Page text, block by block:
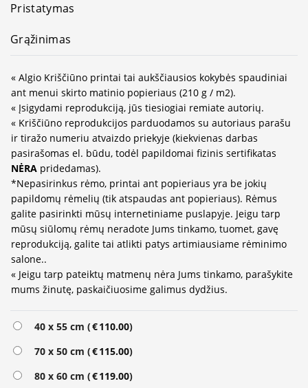
Pristatymas
Grąžinimas
« Algio Kriščiūno printai tai aukščiausios kokybės spaudiniai
ant menui skirto matinio popieriaus (210 g / m2).
« Įsigydami reprodukciją, jūs tiesiogiai remiate autorių.
« Kriščiūno reprodukcijos parduodamos su autoriaus parašu
ir tiražo numeriu atvaizdo priekyje (kiekvienas darbas
pasirašomas el. būdu, todėl papildomai fizinis sertifikatas
NĖRA pridedamas).
*Nepasirinkus rėmo, printai ant popieriaus yra be jokių
papildomų rėmelių (tik atspaudas ant popieriaus). Rėmus
galite pasirinkti mūsų internetiniame puslapyje. Jeigu tarp
mūsų siūlomų rėmų neradote Jums tinkamo, tuomet, gavę
reprodukciją, galite tai atlikti patys artimiausiame rėminimo
salone..
« Jeigu tarp pateiktų matmenų nėra Jums tinkamo, parašykite
mums žinutę, paskaičiuosime galimus dydžius.
40 x 55 cm (€110.00)
70 x 50 cm (€115.00)
80 x 60 cm (€119.00)
Alternative: